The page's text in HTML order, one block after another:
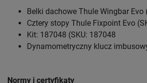
Belki dachowe Thule Wingbar Evo
Cztery stopy Thule Fixpoint Evo
Kit: 187048 (SKU: 187048
Dynamometryczny klucz
Normy i certyfikaty